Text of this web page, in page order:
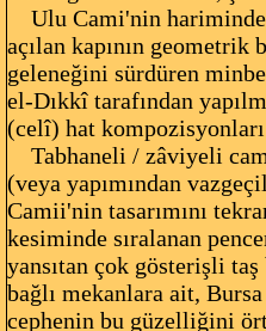
Ulu Cami'nin hariminde
açılan kapının
geleneğini sürdüren
el-Dıkkî tarafından
(celî) hat
Tabhaneli / zâviyeli
(veya yapımından
Camii'nin tasarımını
kesiminde sıralanan
yansıtan çok gösterişli
bağlı mekanlara ait,
cephenin bu güzelliğini